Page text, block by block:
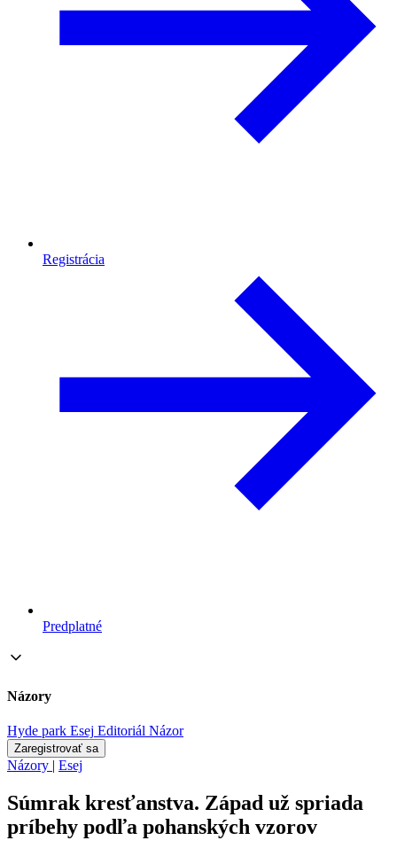
Registrácia
Predplatné
Názory
Hyde park Esej Editoriál Názor
Zaregistrovať sa
Názory | Esej
Súmrak kresťanstva. Západ už spriada
príbehy podľa pohanských vzorov